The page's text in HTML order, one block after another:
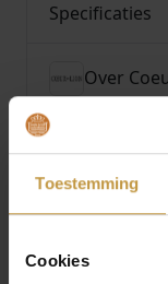
Toestemming
Cookies
Specificaties
Over